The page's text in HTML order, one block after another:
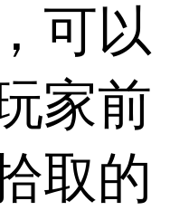
可以
家前
取的